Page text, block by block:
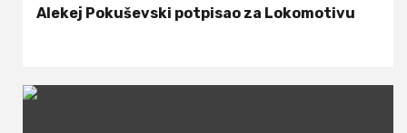
Alekej Pokuševski potpisao za Lokomotivu